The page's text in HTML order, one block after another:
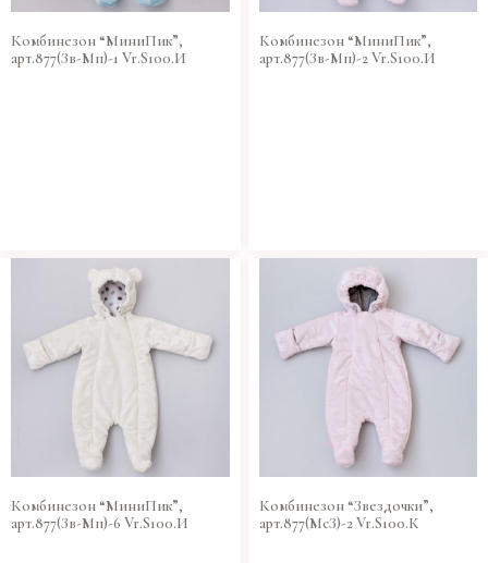
Комбинезон “МиниПик”,
арт.877(Зв-Мп)-1 Vr.S100.И
Комбинезон “МиниПик”,
арт.877(Зв-Мп)-2 Vr.S100.И
Комбинезон “МиниПик”,
арт.877(Зв-Мп)-6 Vr.S100.И
Комбинезон “Звездочки”,
арт.877(МсЗ)-2 Vr.S100.К